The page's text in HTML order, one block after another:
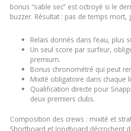
bonus “sable sec” est octroyé si le
buzzer. Résultat : pas de temps mort,
Relais donnés dans l’eau, plus
Un seul score par surfeur,
premium.
Bonus chronométré qui peut
Mixité obligatoire dans chaque
Qualification directe pour
deux premiers clubs.
Composition des crews : mixité et
Shortboard et longboard décrochent